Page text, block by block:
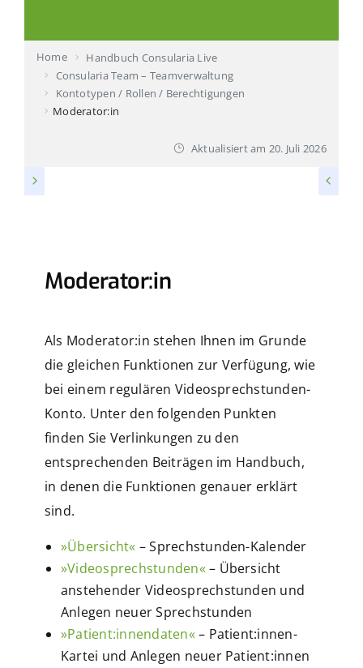
Ihr Ansprechpartner
Technischer Support
Home
Handbuch Consularia Live
Consularia Team – Teamverwaltung
Kontotypen / Rollen / Berechtigungen
Moderator:in
Aktualisiert am 20. Juli 2026
Moderator:in
Als Moderator:in stehen Ihnen im Grunde
die gleichen Funktionen zur Verfügung, wie
bei einem regulären Videosprechstunden-
Konto. Unter den folgenden Punkten
finden Sie Verlinkungen zu den
entsprechenden Beiträgen im Handbuch,
in denen die Funktionen genauer erklärt
sind.
»Übersicht« – Sprechstunden-Kalender
»Videosprechstunden«– Übersicht
anstehender Videosprechstunden und
Anlegen neuer Sprechstunden
»Patient:innendaten«– Patient:innen-
Kartei und Anlegen neuer Patient:innen